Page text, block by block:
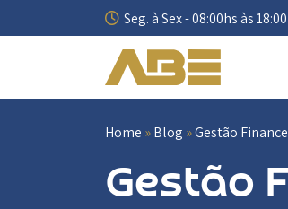
para
Seg. à Sex - 08:00hs às
Home »Blog »Gestão
Gestão